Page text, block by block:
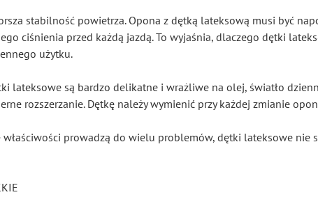
stabilność powietrza. Opona z dętką lateksową musi być
ciśnienia przed każdą jazdą. To wyjaśnia, dlaczego dętki
użytku.
lateksowe są bardzo delikatne i wrażliwe na olej, światło
rozszerzanie. Dętkę należy wymienić przy każdej zmianie
właściwości prowadzą do wielu problemów, dętki lateksowe nie